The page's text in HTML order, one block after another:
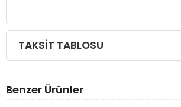
TAKSIT TABLOSU
Benzer Ürünler